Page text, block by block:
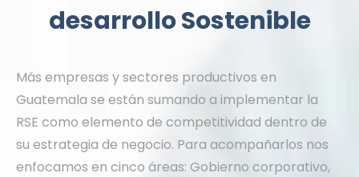
desarrollo Sostenible
Más empresas y sectores productivos en
Guatemala se están sumando a implementar la
RSE como elemento de competitividad dentro de
su estrategia de negocio. Para acompañarlos nos
enfocamos en cinco áreas: Gobierno corporativo,